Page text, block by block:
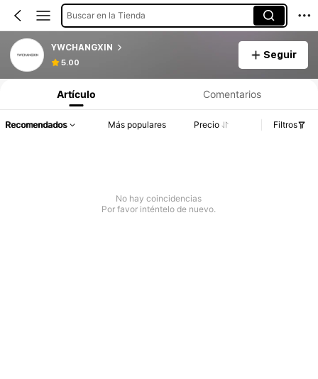
Buscar en la Tienda
YWCHANGXIN
5.00
Seguir
Artículo Comentarios
Recomendados Más populares Precio Filtros
No hay coincidencias
Por favor inténtelo de nuevo.